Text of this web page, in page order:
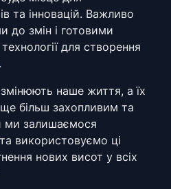
та інновацій. Важливо
до змін і готовими
для створення
наше життя, а їх
більш захопливим та
ми залишаємося
використовуємо ці
нових висот у всіх